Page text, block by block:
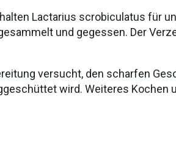
Lactarius scrobiculatus für
und gegessen. Der
versucht, den scharfen
wird. Weiteres Kochen